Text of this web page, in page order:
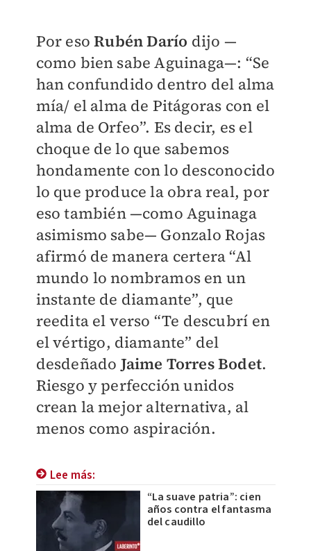
Por esoRubén Darío dijo —
como bien sabe Aguinaga—: “Se
han confundido dentro del alma
mía/ el alma de Pitágoras con el
alma de Orfeo”. Es decir, es el
choque de lo que sabemos
hondamente con lo desconocido
lo que produce la obra real, por
eso también —como Aguinaga
asimismo sabe— Gonzalo Rojas
afirmó de manera certera “Al
mundo lo nombramos en un
instante de diamante”, que
reedita el verso “Te descubrí en
el vértigo, diamante” del
desdeñado Jaime Torres Bodet.
Riesgo y perfección unidos
crean la mejor alternativa, al
menos como aspiración.
Lee más:
“La suave patria”: cien
años contra el fantasma
del caudillo